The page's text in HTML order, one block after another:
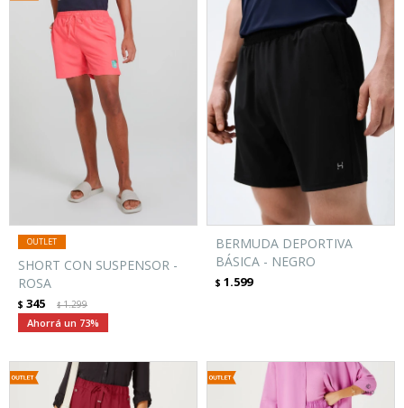
SHORT CON SUSPENSOR -
ROSA
$ 345 $1.299
73
BERMUDA DEPORTIVA
BÁSICA - NEGRO
$ 1.599